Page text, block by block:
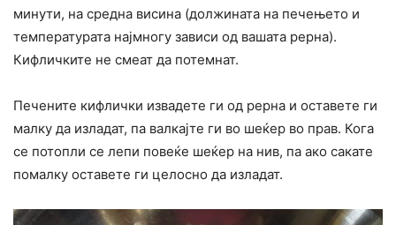
минути, на средна висина (должината на печењето и
температурата најмногу зависи од вашата рерна).
Кифличките не смеат да потемнат.
Печените кифлички извадете ги од рерна и оставете ги
малку да изладат, па валкајте ги во шеќер во прав. Кога
се потопли се лепи повеќе шеќер на нив, па ако сакате
помалку оставете ги целосно да изладат.